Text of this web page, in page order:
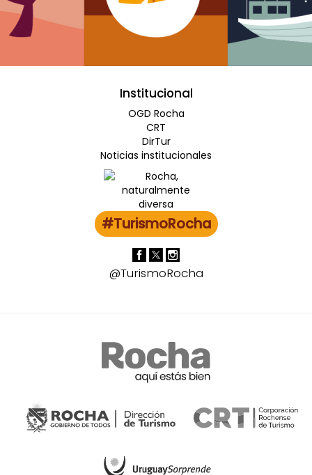
Institucional
OGD Rocha
CRT
DirTur
Noticias institucionales
#TurismoRocha
@TurismoRocha